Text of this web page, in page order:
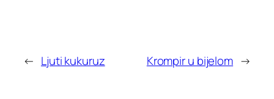
← Ljuti kukuruz Krompir u bijelom →